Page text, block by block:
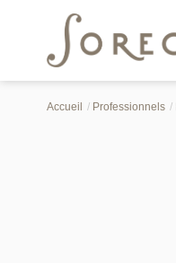
Accueil Professionnels